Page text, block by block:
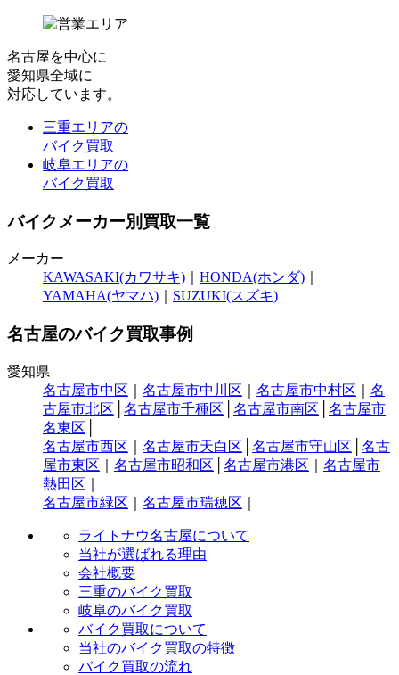
名古屋を中心に
愛知県全域に
対応しています。
三重エリアの
バイク買取
岐阜エリアの
バイク買取
バイクメーカー別買取一覧
メーカー
KAWASAKI(カワサキ)
HONDA(ホンダ)
YAMAHA(ヤマハ)
SUZUKI(スズキ)
名古屋のバイク買取事例
愛知県
名古屋市中区
名古屋市中川区 名古屋市中村区
名
古屋市北区
名古屋市千種区 名古屋市南区
名古屋市
名東区
名古屋市西区
名古屋市天白区 名古屋市守山区
名古
屋市東区
名古屋市昭和区 名古屋市港区
名古屋市
熱田区
名古屋市緑区
名古屋市瑞穂区
ライトナウ名古屋について
当社が選ばれる理由
会社概要
三重のバイク買取
岐阜のバイク買取
バイク買取について
当社のバイク買取の特徴
バイク買取の流れ